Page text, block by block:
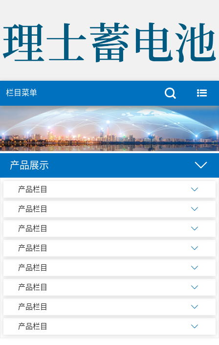
栏目菜单
产品展示
产品栏目
产品栏目
产品栏目
产品栏目
产品栏目
产品栏目
产品栏目
产品栏目